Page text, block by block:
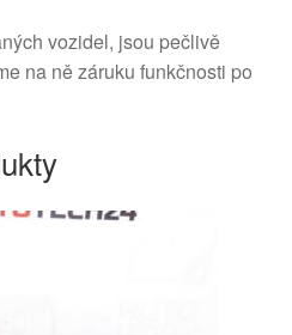
vozidel, jsou pečlivě
na ně záruku funkčnosti po